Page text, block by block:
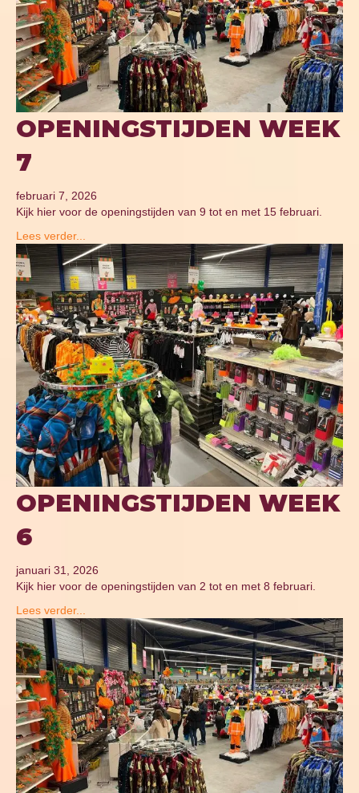
OPENINGSTIJDEN WEEK
7
februari 7, 2026
Kijk hier voor de openingstijden van 9 tot en met 15 februari.
Lees verder...
OPENINGSTIJDEN WEEK
6
januari 31, 2026
Kijk hier voor de openingstijden van 2 tot en met 8 februari.
Lees verder...